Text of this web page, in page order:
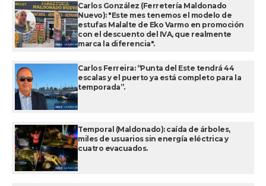
Carlos González (Ferretería Maldonado
Nuevo): "Este mes tenemos el modelo de
estufas Malalte de Eko Varmo en promoción
con el descuento del IVA, que realmente
marca la diferencia".
Carlos Ferreira: “Punta del Este tendrá 44
escalas y el puerto ya está completo para la
temporada”.
Temporal (Maldonado): caída de árboles,
miles de usuarios sin energía eléctrica y
cuatro evacuados.